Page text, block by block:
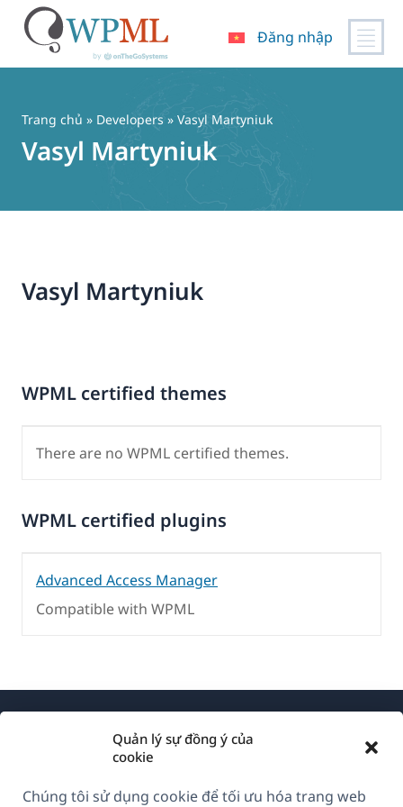
Quản lý sự đồng ý của
cookie
Chúng tôi sử dụng cookie để tối ưu hóa trang web
Đăng nhập
Trang chủ » Developers » Vasyl Martyniuk
Vasyl Martyniuk
Vasyl Martyniuk
WPML certified themes
There are no WPML certified themes.
WPML certified plugins
Advanced Access Manager
Compatible with WPML